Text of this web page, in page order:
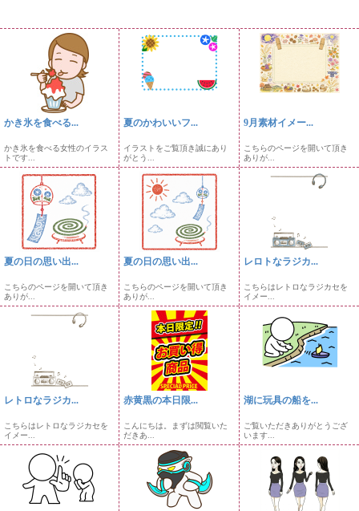
かき氷を食べる...
かき氷を食べる女性のイラス
トです...
夏のかわいいフ...
イラストをご覧頂き誠にあり
がとう...
9月素材イメー...
こちらのページを開いて頂き
ありが...
夏の日の思い出...
こちらのページを開いて頂き
ありが...
夏の日の思い出...
こちらのページを開いて頂き
ありが...
レロトなラジカ...
こちらはレトロなラジカセを
イメー...
レトロなラジカ...
こちらはレトロなラジカセを
イメー...
赤黄黒の本日限...
こんにちは。まずは閲覧いた
だきあ...
湖に玩具の船を...
ご覧いただきありがとうござ
います...